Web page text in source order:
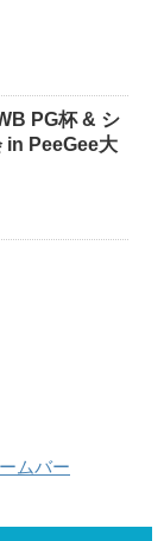
PG杯 & シ
in PeeGee大
ムバー